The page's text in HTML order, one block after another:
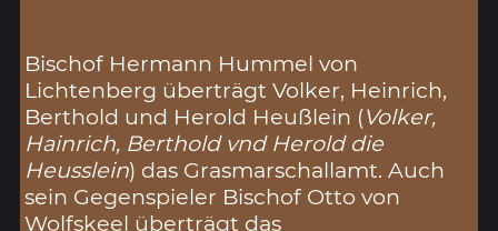
Bischof Hermann Hummel von
Lichtenberg überträgt Volker, Heinrich,
Berthold und Herold Heußlein (Volker,
Hainrich, Berthold vnd Herold die
Heusslein) das Grasmarschallamt. Auch
sein Gegenspieler Bischof Otto von
Wolfskeel überträgt das